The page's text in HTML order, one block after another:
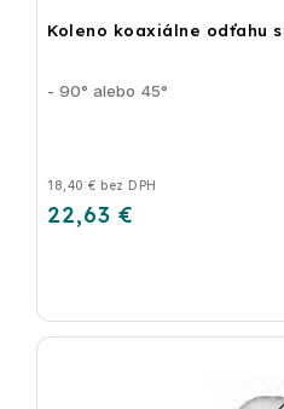
Koleno koaxiálne odťahu
18,40 € bez DPH
22,63 €
- 90°